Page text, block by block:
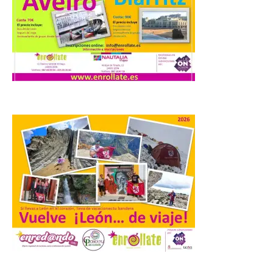
8 Ago 2026
Nueva edición de León
de…viaje. Una iniciativa
organizado por la sección
juvenil de la Asociación
jóvenes “Enredando.info”. Pilar Aller Aller
nos envía la décimo […]
Los minerales y sus usos
más comunes centran la
nueva exposición del
Museo de la Siderurgia y
la Minería de Sabero
8 Ago 2026